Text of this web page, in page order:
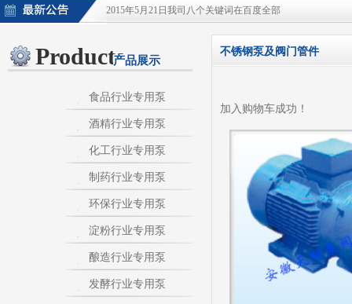
2015年5月21日我司八个关键词在百度全部
2015年5月21日酒泵百度排名上升
淀粉泵|卫生泵|卫生级自吸泵|淀粉旋流器|不
不锈钢自吸泵|不锈钢化工泵|酒泵|酒精泵|淀
热烈庆祝：我司与天长市千秋在线网络服务有限公
Products产品展示
食品行业专用泵
酒精行业专用泵
化工行业专用泵
制药行业专用泵
环保行业专用泵
淀粉行业专用泵
酿造行业专用泵
发酵行业专用泵
不锈钢泵及阀门管件
加入购物车成功！